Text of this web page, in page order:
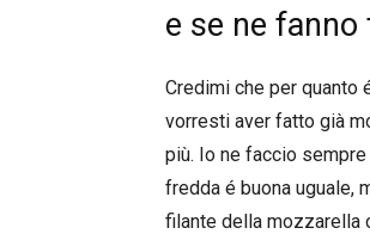
e se ne
Credimi che per quanto
vorresti aver fatto già
più. Io ne faccio
fredda é buona uguale,
filante della mozzarella